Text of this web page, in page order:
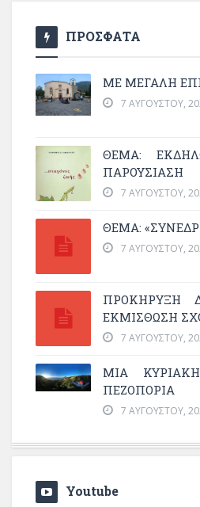
ΠΡΟΣΦΑΤΑ
ΜΕ ΜΕΓΆΛΗ
7 ΑΥΓΟΎΣΤΟΥ,
ΘΈΜΑ:
ΠΑΡΟΥΣΊΑΣΗ
7 ΑΥΓΟΎΣΤΟΥ,
ΘΕΜΑ:
7 ΑΥΓΟΎΣΤΟΥ,
ΠΡΟΚΗΡΥΞΗ
ΕΚΜΊΣΘΩΣΗ
7 ΑΥΓΟΎΣΤΟΥ,
ΜΙΑ
ΠΕΖΟΠΟΡΊΑ
7 ΑΥΓΟΎΣΤΟΥ,
Youtube